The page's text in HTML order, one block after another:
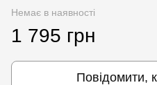
Немає в наявності
1 795 грн
Повідомити,